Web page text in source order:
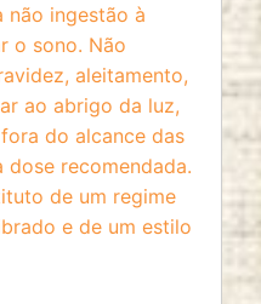
não ingestão à
o sono. Não
aleitamento,
ao abrigo da luz,
do alcance das
dose recomendada.
de um regime
e de um estilo